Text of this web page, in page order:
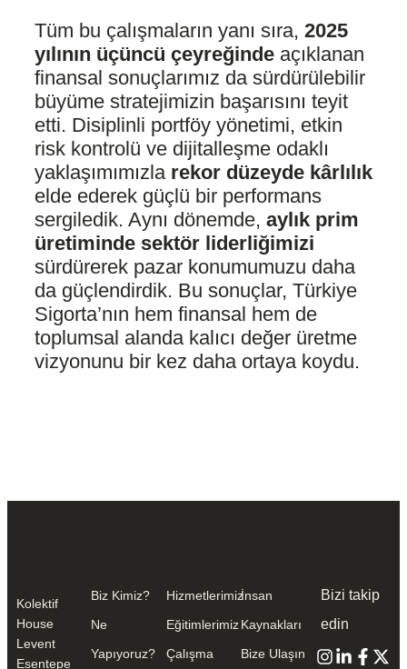
Tüm bu çalışmaların yanı sıra, 2025
yılının üçüncü çeyreğinde açıklanan
finansal sonuçlarımız da sürdürülebilir
büyüme stratejimizin başarısını teyit
etti. Disiplinli portföy yönetimi, etkin
risk kontrolü ve dijitalleşme odaklı
yaklaşımımızla rekor düzeyde kârlılık
elde ederek güçlü bir performans
sergiledik. Aynı dönemde, aylık prim
üretiminde sektör liderliğimizi
sürdürerek pazar konumumuzu daha
da güçlendirdik. Bu sonuçlar, Türkiye
Sigorta’nın hem finansal hem de
toplumsal alanda kalıcı değer üretme
vizyonunu bir kez daha ortaya koydu.
Kolektif
House
Levent
Esentepe
Biz Kimiz?
Ne
Yapıyoruz?
Hizmetlerimiz
Eğitimlerimiz
Çalışma
İnsan
Kaynakları
Bize Ulaşın
Bizi takip
edin